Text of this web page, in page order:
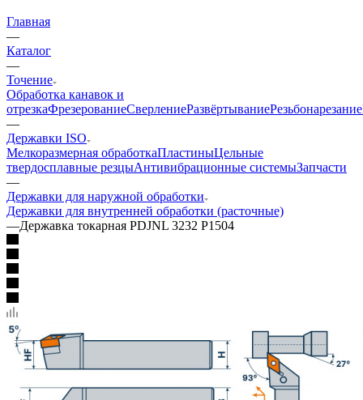
Главная
—
Каталог
—
Точение
Обработка канавок и
отрезкаФрезерованиеСверлениеРазвёртываниеРезьбонарезание
—
Державки ISO
Мелкоразмерная обработкаПластиныЦельные
твердосплавные резцыАнтивибрационные системыЗапчасти
—
Державки для наружной обработки
Державки для внутренней обработки (расточные)
—Державка токарная PDJNL 3232 P1504